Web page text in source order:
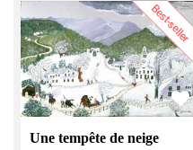
Best-seller
Une tempête de neige